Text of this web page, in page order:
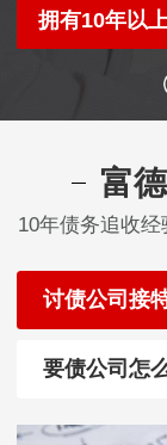
拥有10年以
富
10年债务追收
讨债公司接
要债公司怎